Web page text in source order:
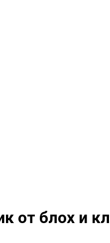
от блох и